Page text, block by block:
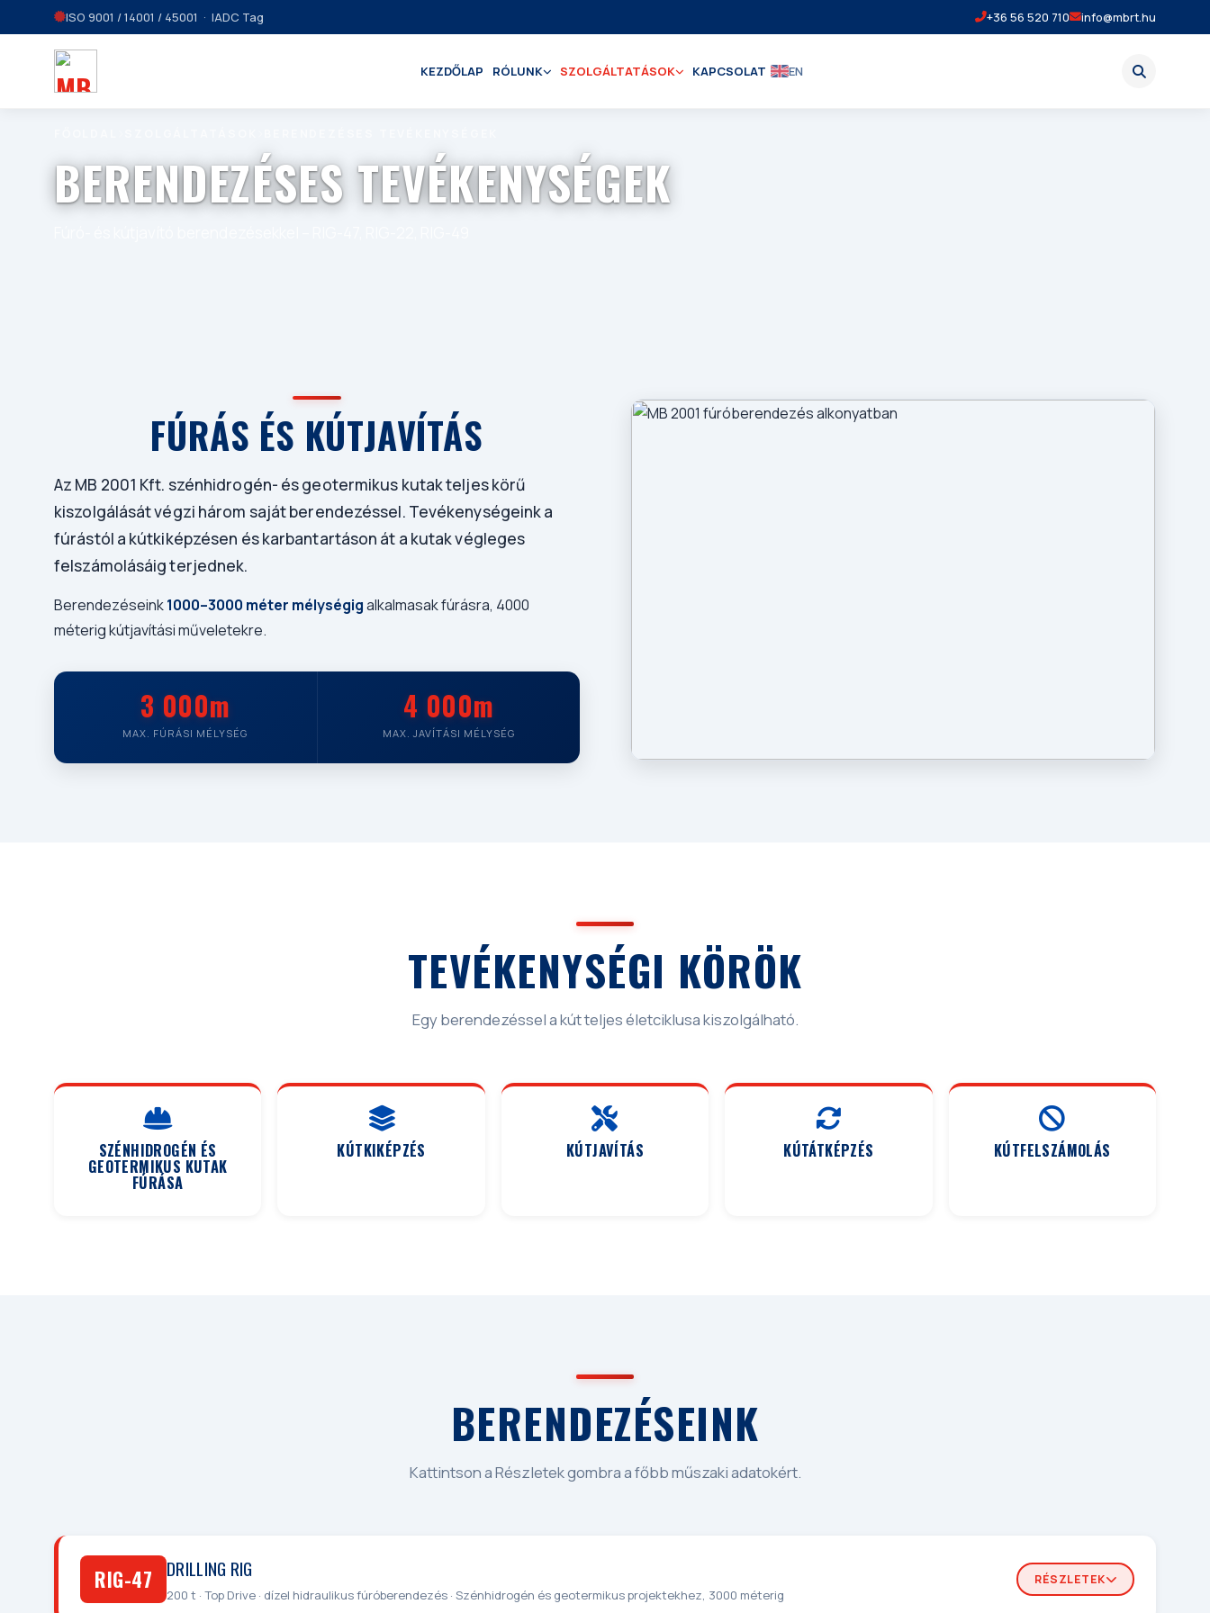
ISO 9001 / 14001 / 45001 · IADC Tag +36 56 520 710 info@mbrt.hu
KEZDŐLAP RÓLUNK SZOLGÁLTATÁSOK KAPCSOLAT EN
BERENDEZÉSES TEVÉKENYSÉGEK
FÚRÁS ÉS KÚTJAVÍTÁS
Az MB 2001 Kft. szénhidrogén- és geotermikus kutak teljes körű
kiszolgálását végzi három saját berendezéssel. Tevékenységeink a
fúrástól a kútkiképzésen és karbantartáson át a kutak végleges
felszámolásáig terjednek.
Berendezéseink1000–3000 méter mélységigalkalmasak fúrásra, 4000
méterig kútjavítási műveletekre.
3 000m
MAX. FÚRÁSI MÉLYSÉG
4 000m
MAX. JAVÍTÁSI MÉLYSÉG
TEVÉKENYSÉGI KÖRÖK
Egy berendezéssel a kút teljes életciklusa kiszolgálható.
SZÉNHIDROGÉN ÉS
GEOTERMIKUS KUTAK
FÚRÁSA
KÚTKIKÉPZÉS KÚTJAVÍTÁS KÚTÁTKÉPZÉS KÚTFELSZÁMOLÁS
BERENDEZÉSEINK
Kattintson a Részletek gombra a főbb műszaki adatokért.
RIG-47 DRILLING RIG
200 t · Top Drive · dízel hidraulikus fúróberendezés · Szénhidrogén és geotermikus projektekhez, 3000 méterig
RÉSZLETEK